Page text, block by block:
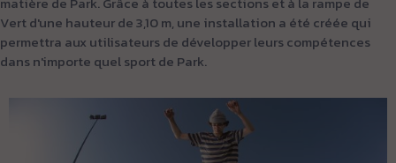
Vert d'une hauteur de 3,10 m, une installation a été créée qui
permettra aux utilisateurs de développer leurs compétences
dans n'importe quel sport de Park.